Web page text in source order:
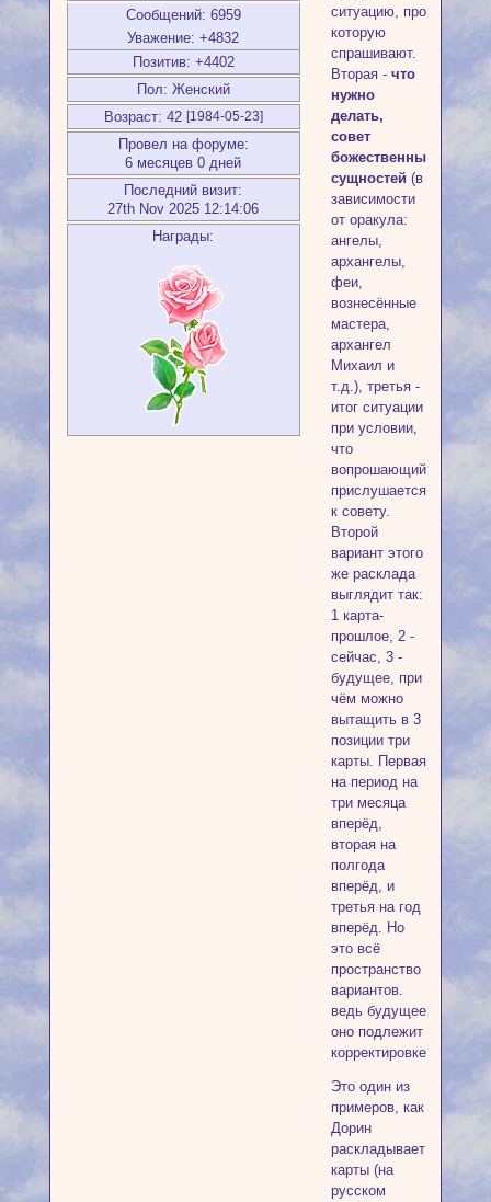
Сообщений: 6959
Уважение: +4832
Позитив: +4402
Пол: Женский
Возраст: 42 [1984-05-23]
Провел на форуме:
6 месяцев 0 дней
Последний визит:
27th Nov 2025 12:14:06
Награды:
ситуацию, про
которую
спрашивают.
Вторая - что
нужно
делать,
совет
божественных
сущностей (в
зависимости
от оракула:
ангелы,
архангелы,
феи,
вознесённые
мастера,
архангел
Михаил и
т.д.), третья -
итог ситуации
при условии,
что
вопрошающий
прислушается
к совету.
Второй
вариант этого
же расклада
выглядит так:
1 карта-
прошлое, 2 -
сейчас, 3 -
будущее, при
чём можно
вытащить в 3
позиции три
карты. Первая
на период на
три месяца
вперёд,
вторая на
полгода
вперёд, и
третья на год
вперёд. Но
это всё
пространство
вариантов.
ведь будущее
оно подлежит
корректировке:)
Это один из
примеров, как
Дорин
раскладывает
карты (на
русском